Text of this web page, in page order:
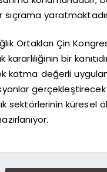
Ortakları Çin
bir
katma değerli
sektörlerinin küresel